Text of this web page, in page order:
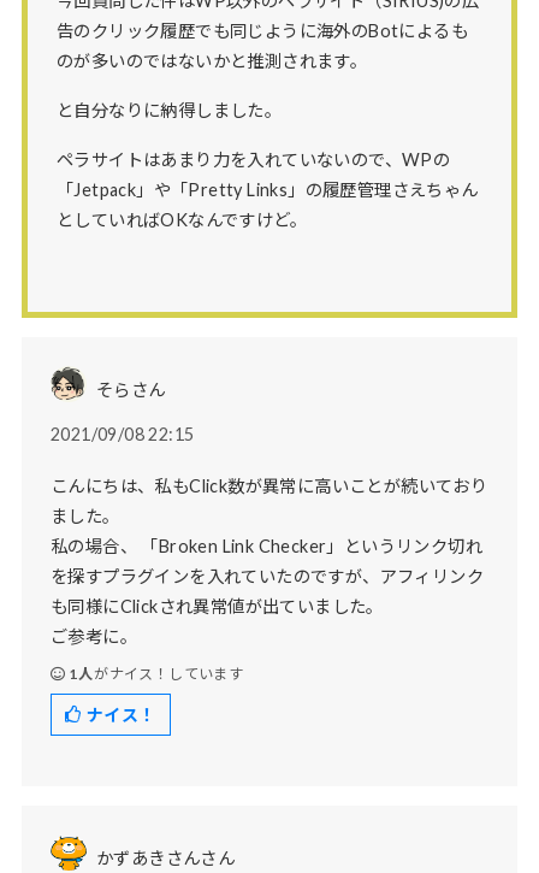
告のクリック履歴でも同じように海外のBotによるも
のが多いのではないかと推測されます。
と自分なりに納得しました。
ペラサイトはあまり力を入れていないので、WPの
「Jetpack」や「Pretty Links」の履歴管理さえちゃん
としていればOKなんですけど。
そらさん
2021/09/08 22:15
こんにちは、私もClick数が異常に高いことが続いており
ました。
私の場合、 「Broken Link Checker」というリンク切れ
を探すプラグインを入れていたのですが、アフィリンク
も同様にClickされ異常値が出ていました。
ご参考に。
1人がナイス！しています
ナイス！
かずあきさんさん